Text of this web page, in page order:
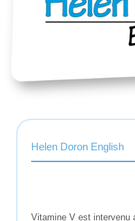
Helen Doron English
Vitamine V est intervenu